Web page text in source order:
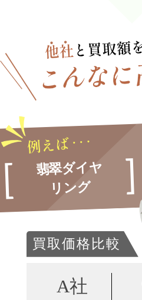
翡翠ダイヤ
リング
買取価格比較
A社